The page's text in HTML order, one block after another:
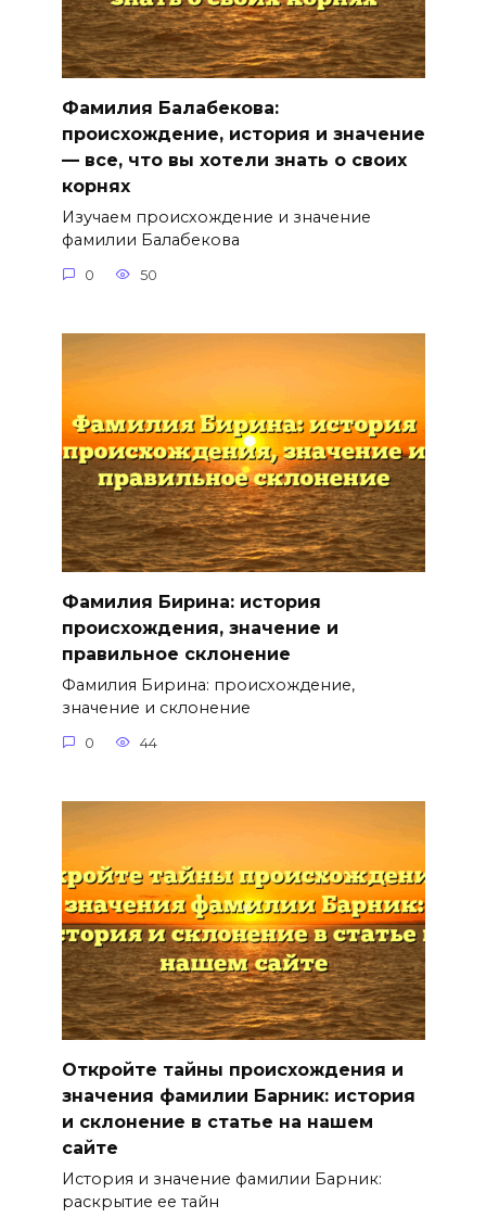
Фамилия Балабекова:
происхождение, история и значение
— все, что вы хотели знать о своих
корнях
Изучаем происхождение и значение
фамилии Балабекова
0 50
Фамилия Бирина: история
происхождения, значение и
правильное склонение
Фамилия Бирина: происхождение,
значение и склонение
0 44
Откройте тайны происхождения и
значения фамилии Барник: история
и склонение в статье на нашем
сайте
История и значение фамилии Барник:
раскрытие ее тайн